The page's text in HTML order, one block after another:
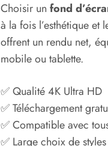
Choisir un fond
à la fois l’esthétique
offrent un rendu net,
mobile ou tablette.
✅ Qualité 4K Ultra HD
✅ Téléchargement
✅ Compatible avec
✅ Large choix de